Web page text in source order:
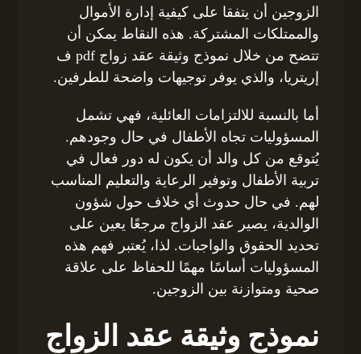
الزوجين أن يتفقا على كيفية إدارة الأموال
والممتلكات المشتركة. هذه النقاط يمكن أن
تتضح من خلال نموذج وثيقة عقد زواج pdf ف
إريتريا، والذي يوفر توجيهات واضحة للطرفين.
أما بالنسبة للالتزامات العائلية، فهي تشمل
المسؤوليات تجاه الأطفال في حال وجودهم.
يُتوقع من كل والد أن يكون له دور فعال في
تربية الأطفال وتوفير الرعاية والتعليم المناسب
لهم. في حال حدوث أي خلاف حول شؤون
الوالدية، يصير عقد الزواج مرجعًا يعين على
تحديد الحقوق والواجبات. لذا، يُعتبر فهم هذه
المسؤوليات أساسًا مهمًا للحفاظ على علاقة
صحية ومتوازنة بين الزوجين.
نموذج وثيقة عقد الزواج